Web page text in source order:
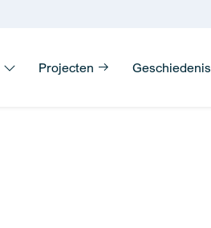
Projecten Geschiedenis